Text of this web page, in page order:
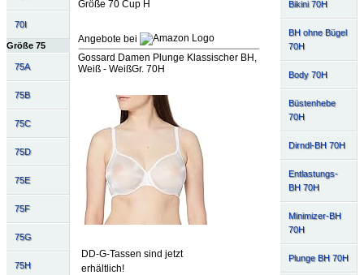
70I
Größe 75
75A
75B
75C
75D
75E
75F
75G
75H
Bikini 70H
BH ohne Bügel
70H
Body 70H
Büstenhebe
70H
Dirndl-BH 70H
Entlastungs-
BH 70H
Minimizer-BH
70H
Plunge BH 70H
Größe 70 Cup H
Angebote bei
Gossard Damen Plunge Klassischer BH,
Weiß - WeißGr. 70H
DD-G-Tassen sind jetzt
erhältlich!